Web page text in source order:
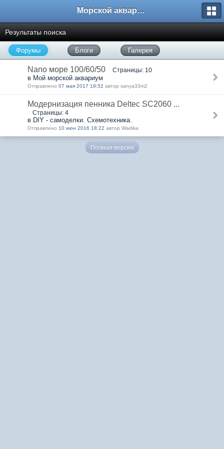
Морской аквариум. Форумы ReefCentral.ru
Результаты поиска
Форумы Блоги Галерея
Nano море 100/60/50 Страницы: 10
в Мой морской аквариум
Отправлено 07 мая 2017 19:52 автор sanya33m2
Модернизация пенника Deltec SC2060 ...
Страницы: 4
в DIY - самоделки. Схемотехника.
Отправлено 10 июн 2016 18:22 автор Wadika
Полная версия